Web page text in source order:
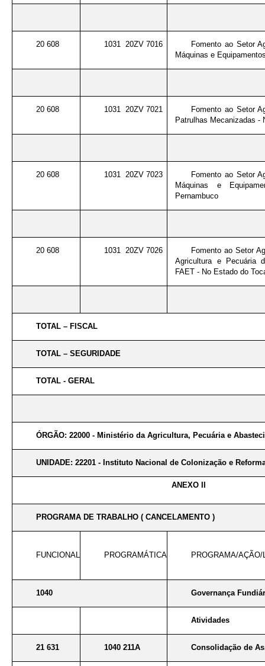
20 608 1031 20ZV 7016
Fomento ao Setor
Máquinas e
20 608 1031 20ZV 7021
Fomento ao Setor
Patrulhas Mecanizadas -
20 608 1031 20ZV 7023
Fomento ao Setor
Máquinas e
Pernambuco
20 608 1031 20ZV 7026
Fomento ao Setor
Agricultura e Pecuária
FAET - No Estado do
TOTAL – FISCAL
TOTAL – SEGURIDADE
TOTAL - GERAL
ÓRGÃO: 22000 - Ministério da Agricultura, Pecuária e
UNIDADE: 22201 - Instituto Nacional de Colonização e
ANEXO II
PROGRAMA DE TRABALHO ( CANCELAMENTO )
FUNCIONAL PROGRAMÁTICA PROGRAMA/
1040 Governança
Atividades
21 631 1040 211A Consolidação de